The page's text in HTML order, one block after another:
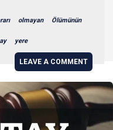
olmayan Ölümünün
yere
LEAVE A COMMENT